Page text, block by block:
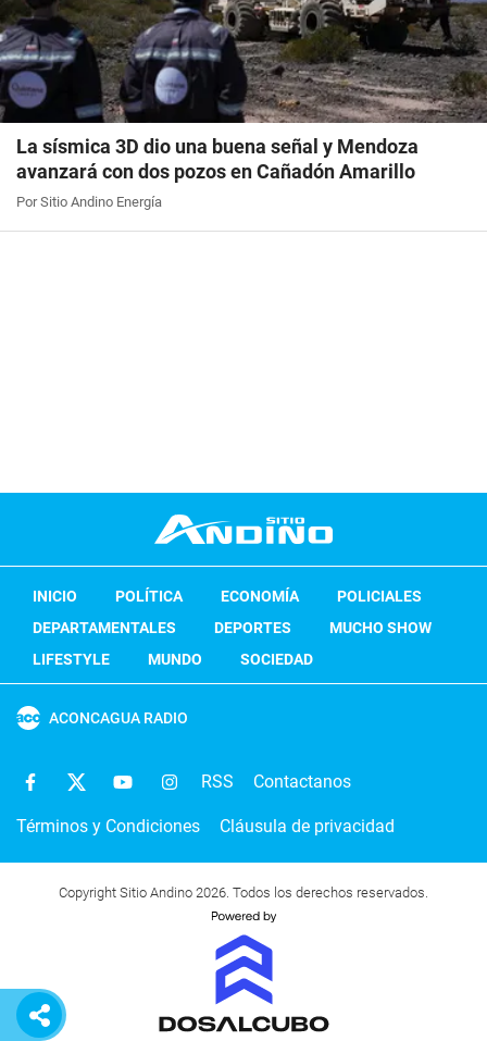
La sísmica 3D dio una buena señal y Mendoza
avanzará con dos pozos en Cañadón Amarillo
Por Sitio Andino Energía
INICIO POLÍTICA ECONOMÍA
POLICIALES
DEPARTAMENTALES
DEPORTES
MUCHO SHOW
LIFESTYLE
MUNDO SOCIEDAD
ACONCAGUA RADIO
RSS Contactanos
Términos y Condiciones Cláusula de privacidad
Copyright Sitio Andino 2026. Todos los derechos reservados.